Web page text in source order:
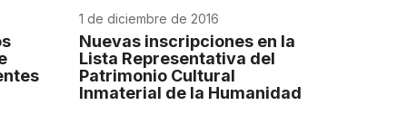
1 de diciembre de 2016
Nuevas inscripciones en la
Lista Representativa del
Patrimonio Cultural
Inmaterial de la Humanidad